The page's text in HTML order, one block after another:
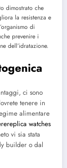
dimostrato che
la resistenza e
di
prevenire i
dell’idratazione.
ci sono
tenere in
alimentare
replica watches
vi sia stata
builder o dal